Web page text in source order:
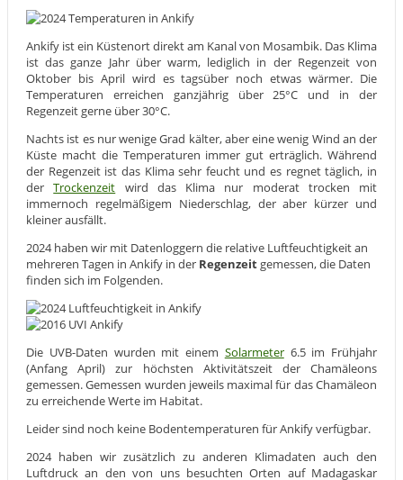
Ankify ist ein Küstenort direkt am Kanal von Mosambik. Das Klima
ist das ganze Jahr über warm, lediglich in der Regenzeit von
Oktober bis April wird es tagsüber noch etwas wärmer. Die
Temperaturen erreichen ganzjährig über 25°C und in der
Regenzeit gerne über 30°C.
Nachts ist es nur wenige Grad kälter, aber eine wenig Wind an der
Küste macht die Temperaturen immer gut erträglich. Während
der Regenzeit ist das Klima sehr feucht und es regnet täglich, in
derTrockenzeit wird das Klima nur moderat trocken mit
immernoch regelmäßigem Niederschlag, der aber kürzer und
kleiner ausfällt.
2024 haben wir mit Datenloggern die relative Luftfeuchtigkeit an
mehreren Tagen in Ankify in der Regenzeitgemessen, die Daten
finden sich im Folgenden.
Die UVB-Daten wurden mit einem Solarmeter6.5 im Frühjahr
(Anfang April) zur höchsten Aktivitätszeit der Chamäleons
gemessen. Gemessen wurden jeweils maximal für das Chamäleon
zu erreichende Werte im Habitat.
Leider sind noch keine Bodentemperaturen für Ankify verfügbar.
2024 haben wir zusätzlich zu anderen Klimadaten auch den
Luftdruck an den von uns besuchten Orten auf Madagaskar